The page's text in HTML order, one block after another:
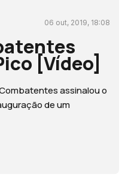
06 out, 2019, 18:08
[Vídeo]
assinalou o
de um